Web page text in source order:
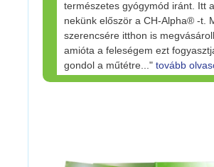
természetes gyógymód iránt. Itt
nekünk először a CH-Alpha® -t.
szerencsére itthon is
amióta a feleségem ezt
gondol a műtétre..." tovább